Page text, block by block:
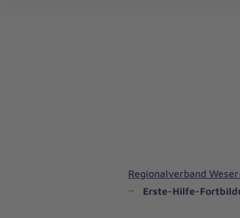
Regionalverband
Erste-Hilfe-